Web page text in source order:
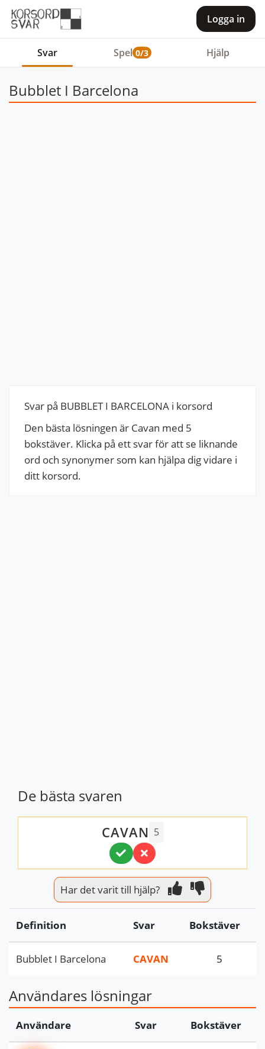
Logga in
Svar Spel 0/3 Hjälp
Bubblet I Barcelona
Svar på BUBBLET I BARCELONA i korsord
Den bästa lösningen är Cavan med 5
bokstäver. Klicka på ett svar för att se liknande
ord och synonymer som kan hjälpa dig vidare i
ditt korsord.
De bästa svaren
CAVAN 5
Har det varit till hjälp?
Definition Svar Bokstäver
Bubblet I Barcelona CAVAN 5
Användares lösningar
Användare Svar Bokstäver